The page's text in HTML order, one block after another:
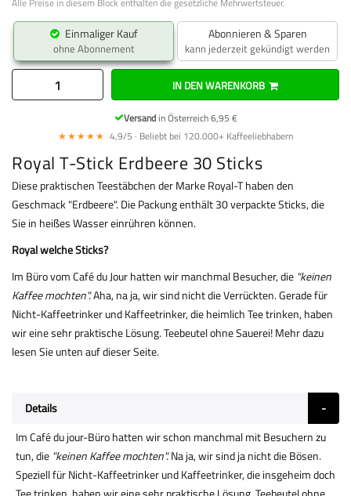
Einmaliger Kauf
ohne Abonnement
Abonnieren & Sparen
kann jederzeit gekündigt werden
IN DEN WARENKORB
Versandin Österreich 6,95 €
★★★★★ 4,9/5 · Beliebt bei 120.000+ Kaffeeliebhabern
Royal T-Stick Erdbeere 30 Sticks
Diese praktischen Teestäbchen der Marke Royal-T haben den
Geschmack "Erdbeere". Die Packung enthält 30 verpackte Sticks, die
Sie in heißes Wasser einrühren können.
Royal welche Sticks?
Im Büro vom Café du Jour hatten wir manchmal Besucher, die "keinen
Kaffee mochten".Aha, na ja, wir sind nicht die Verrückten. Gerade für
Nicht-Kaffeetrinker und Kaffeetrinker, die heimlich Tee trinken, haben
wir eine sehr praktische Lösung. Teebeutel ohne Sauerei! Mehr dazu
lesen Sie unten auf dieser Seite.
Details
Im Café du jour-Büro hatten wir schon manchmal mit Besuchern zu
tun, die "keinen Kaffee mochten".Na ja, wir sind ja nicht die Bösen.
Speziell für Nicht-Kaffeetrinker und Kaffeetrinker, die insgeheim doch